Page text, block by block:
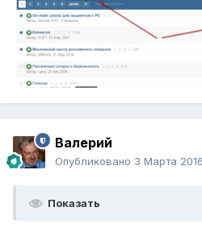
Валерий
Опубликовано 3 Марта 2016
Показать